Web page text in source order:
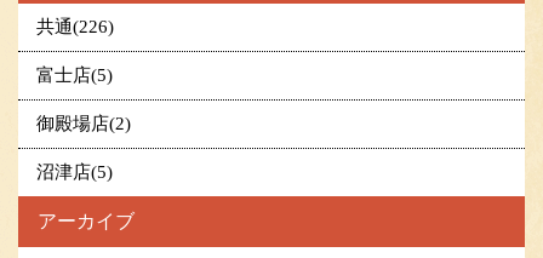
共通(226)
富士店(5)
御殿場店(2)
沼津店(5)
アーカイブ